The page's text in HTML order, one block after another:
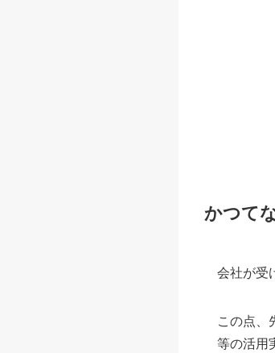
かつて
会社が受
この点、
等の活用